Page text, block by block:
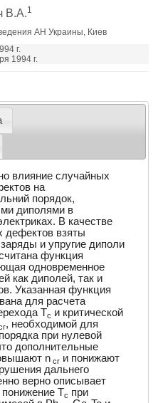
В.А.1
АН Украины, Киев
г.
1994 г.
влияние случайных
на
порядок,
диполями в
В качестве
дефектов взяты
и упругие диполи
функция
одновременное
как диполей, так и
Указанная функция
для расчета
Tc и критической
, необходимой для
при нулевой
дополнительные
n сr и понижают
дальнего
верно описывает
Tc при